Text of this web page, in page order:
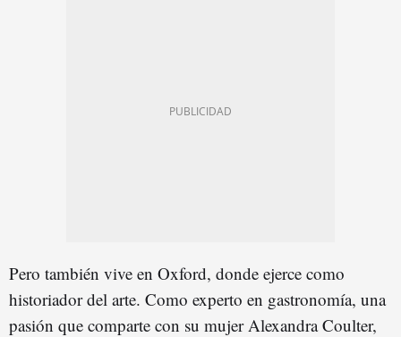
Pero también vive en Oxford, donde ejerce como
historiador del arte. Como experto en gastronomía, una
pasión que comparte con su mujer Alexandra Coulter,